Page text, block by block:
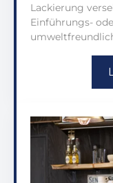
Lackierung
Einführungs-